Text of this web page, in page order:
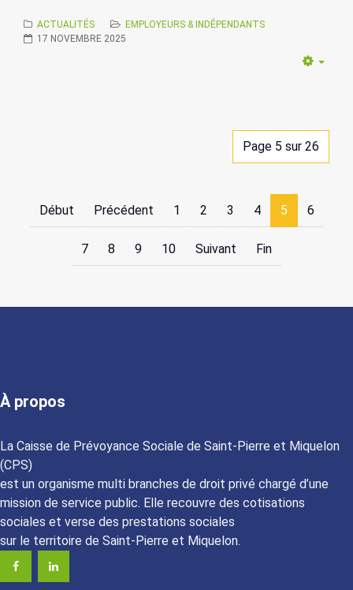
ACTUALITÉS
EMPLOYEURS & INDÉPENDANTS
17 NOVEMBRE 2025
Page 5 sur 26
Début Précédent 1 2 3 4 5 6
7 8 9 10 Suivant Fin
À propos
La Caisse de Prévoyance Sociale de Saint-Pierre et Miquelon
(CPS)
est un organisme multi branches de droit privé chargé d’une
mission de service public. Elle recouvre des cotisations
sociales et verse des prestations sociales
sur le territoire de Saint-Pierre et Miquelon.